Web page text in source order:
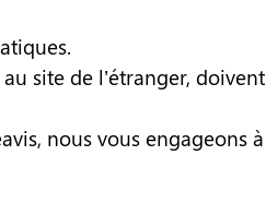
site de l’étranger, doivent
nous vous engageons à